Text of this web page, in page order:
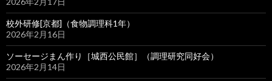
校外研修[京都]（食物調理科1年）
2026年2月16日
ソーセージまん作り［城西公民館］（調理研究同好会）
2026年2月14日